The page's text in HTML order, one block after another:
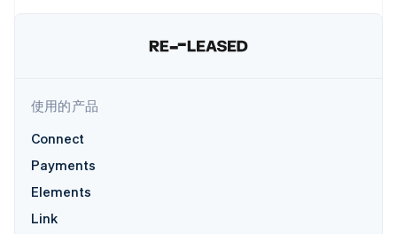
Climate
碳移除
媒体与娱乐
专业服务
使用的产品
Connect
Payments
Elements
Link